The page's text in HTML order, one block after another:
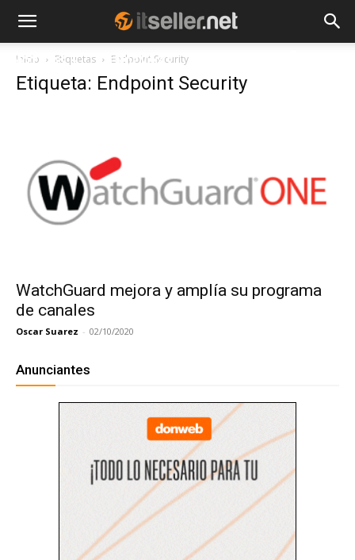
NOTICIAS TENDENCIAS
Inicio Etiquetas Endpoint Security
Etiqueta: Endpoint Security
WatchGuard mejora y amplía su programa
de canales
Oscar Suarez - 02/10/2020
Anunciantes